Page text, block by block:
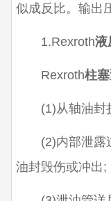
似成反比。输出
1.Rexroth液
Rexroth柱
(1)从轴油封
(2)内部泄露过
油封毁伤或冲出;